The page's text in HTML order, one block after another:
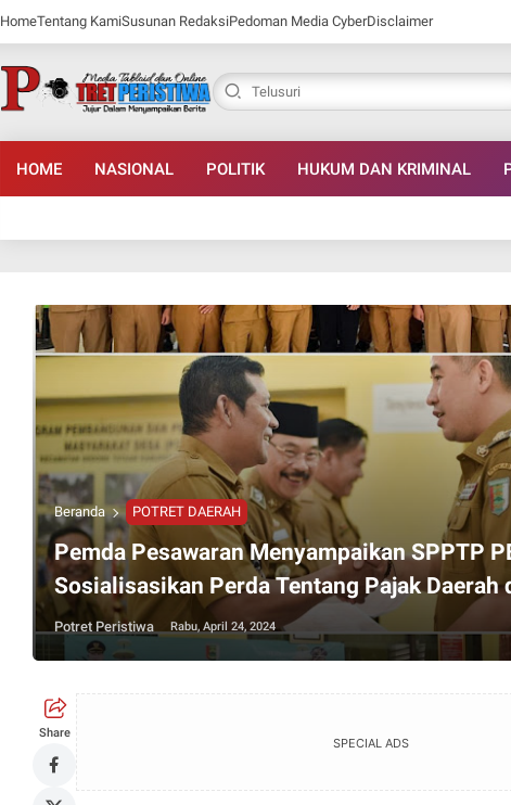
HomeTentang KamiSusunan RedaksiPedoman Media CyberDisclaimer
HOME NASIONAL POLITIK HUKUM DAN KRIMINAL
Beranda POTRET DAERAH
Pemda Pesawaran Menyampaikan SPPTP
Sosialisasikan Perda Tentang Pajak Daerah
Potret Peristiwa Rabu, April 24, 2024
Share
SPECIAL ADS